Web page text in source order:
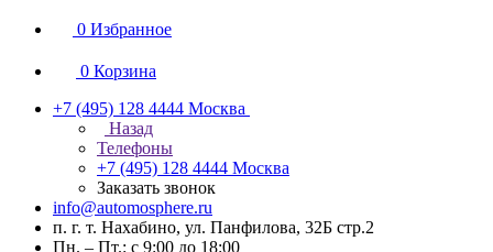
0 Избранное
0 Корзина
+7 (495) 128 4444 Москва
Назад
Телефоны
+7 (495) 128 4444 Москва
Заказать звонок
info@automosphere.ru
п. г. т. Нахабино, ул. Панфилова, 32Б стр.2
Пн. – Пт.: с 9:00 до 18:00